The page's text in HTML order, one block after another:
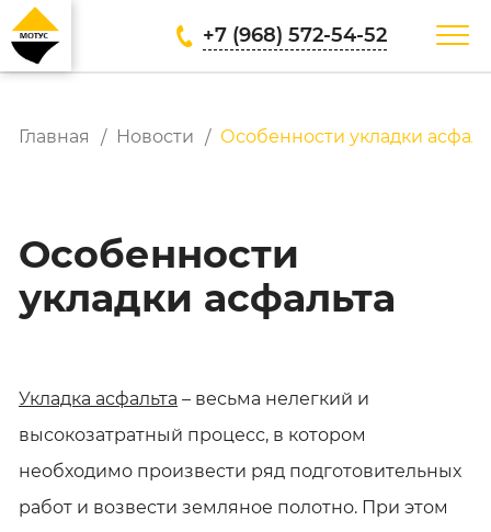
+7 (968) 572-54-52
Главная Новости Особенности укладки
Особенности
укладки асфальта
Укладка асфальта – весьма нелегкий и
высокозатратный процесс, в котором
необходимо произвести ряд подготовительных
работ и возвести земляное полотно. При этом